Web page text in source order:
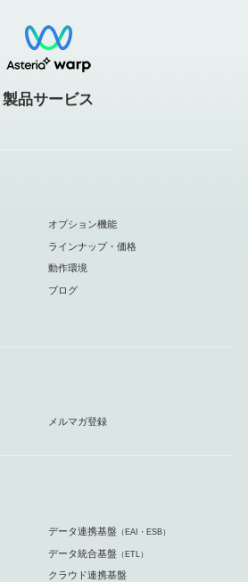
製品サービス
オプション機能
ラインナップ・価格
動作環境
ブログ
メルマガ登録
データ連携基盤 （EAI・ESB）
データ統合基盤 （ETL）
クラウド連携基盤